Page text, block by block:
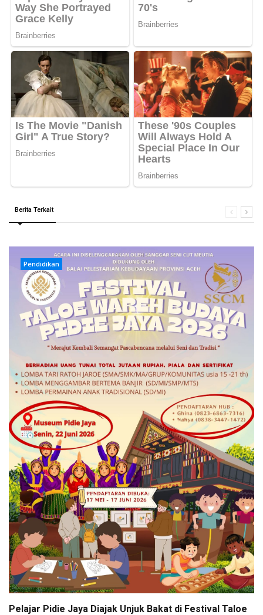
Berita Terkait
Pendidikan
Pelajar Pidie Jaya Diajak Unjuk Bakat di Festival Taloe